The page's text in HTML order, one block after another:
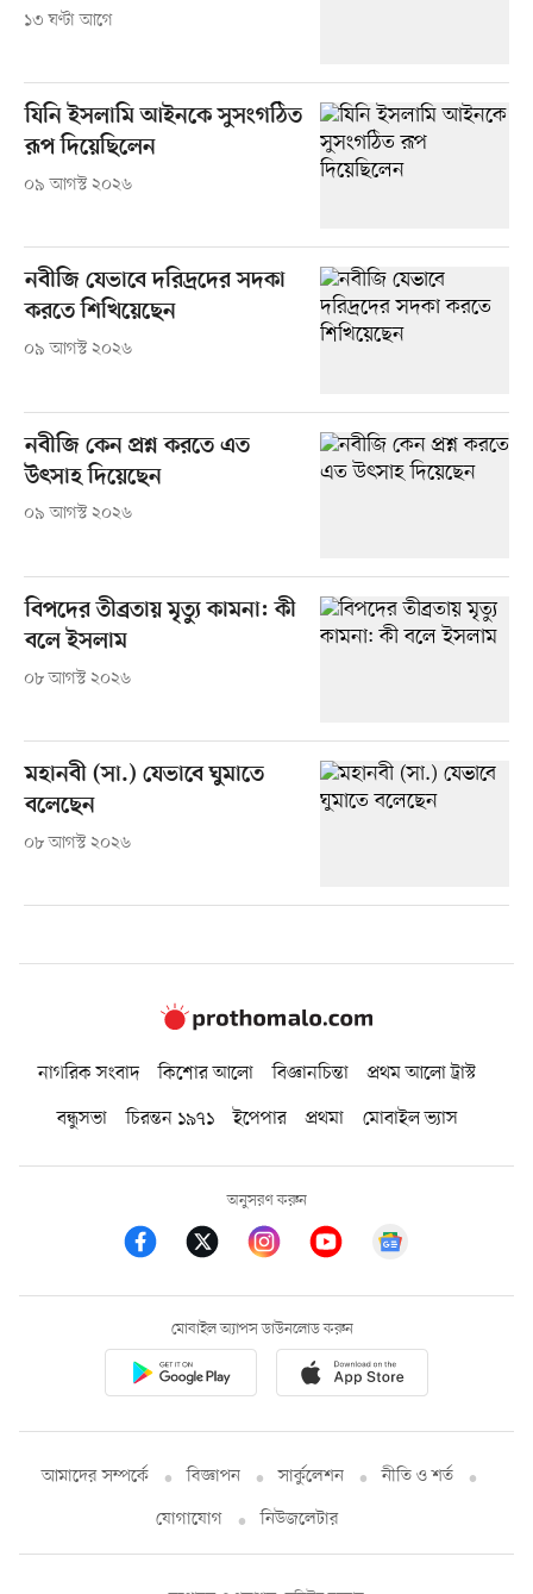
১৩ ঘণ্টা আগে
যিনি ইসলামি আইনকে সুসংগঠিত
রূপ দিয়েছিলেন
০৯ আগস্ট ২০২৬
নবীজি যেভাবে দরিদ্রদের সদকা
করতে শিখিয়েছেন
০৯ আগস্ট ২০২৬
নবীজি কেন প্রশ্ন করতে এত
উৎসাহ দিয়েছেন
০৯ আগস্ট ২০২৬
বিপদের তীব্রতায় মৃত্যু কামনা: কী
বলে ইসলাম
০৮ আগস্ট ২০২৬
মহানবী (সা.) যেভাবে ঘুমাতে
বলেছেন
০৮ আগস্ট ২০২৬
নাগরিক সংবাদ কিশোর আলো বিজ্ঞানচিন্তা
প্রথম আলো ট্রাস্ট
বন্ধুসভা
চিরন্তন ১৯৭১ ইপেপার প্রথমা মোবাইল ভ্যাস
অনুসরণ করুন
মোবাইল অ্যাপস ডাউনলোড করুন
আমাদের সম্পর্কে বিজ্ঞাপন সার্কুলেশন
নীতি ও শর্ত
যোগাযোগ
নিউজলেটার